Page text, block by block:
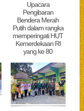
Upacara
Pengibaran
Bendera Merah
Putih dalam rangka
memperingati HUT
Kemerdekaan RI
yang ke 80